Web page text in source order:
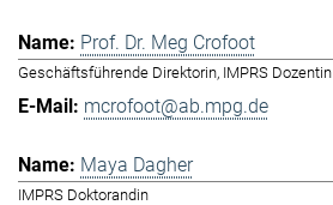
Prof. Dr. Meg Crofoot
Geschäftsführende Direktorin, IMPRS Dozentin
mcrofoot@ab.mpg.de
Maya Dagher
IMPRS Doktorandin